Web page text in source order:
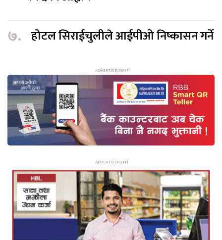
७. होटल सिराईचुलीले आईपीओ निष्कासन गर्ने